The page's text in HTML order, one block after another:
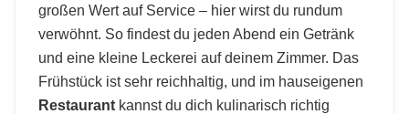
großen Wert auf Service – hier wirst du rundum
verwöhnt. So findest du jeden Abend ein Getränk
und eine kleine Leckerei auf deinem Zimmer. Das
Frühstück ist sehr reichhaltig, und im hauseigenen
Restaurant kannst du dich kulinarisch richtig